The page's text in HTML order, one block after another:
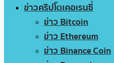
ข่าวคริปโตเคอเรนซี่
ข่าว Bitcoin
ข่าว Ethereum
ข่าว Binance Coin